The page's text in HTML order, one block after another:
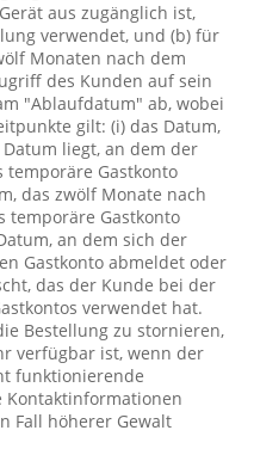
aus zugänglich ist,
verwendet, und (b) für
Monaten nach dem
des Kunden auf sein
"Ablaufdatum" ab, wobei
gilt: (i) das Datum,
liegt, an dem der
temporäre Gastkonto
das zwölf Monate nach
temporäre Gastkonto
an dem sich der
Gastkonto abmeldet oder
das der Kunde bei der
verwendet hat.
Bestellung zu stornieren,
verfügbar ist, wenn der
funktionierende
Kontaktinformationen
Fall höherer Gewalt